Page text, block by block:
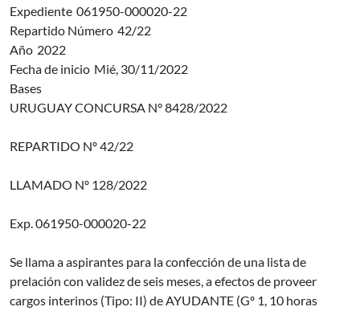
Expediente 061950-000020-22
Repartido Número 42/22
Año 2022
Fecha de inicio Mié, 30/11/2022
Bases
URUGUAY CONCURSA N° 8428/2022
REPARTIDO Nº 42/22
LLAMADO Nº 128/2022
Exp. 061950-000020-22
Se llama a aspirantes para la confección de una lista de
prelación con validez de seis meses, a efectos de proveer
cargos interinos (Tipo: II) de AYUDANTE (Gº 1, 10 horas